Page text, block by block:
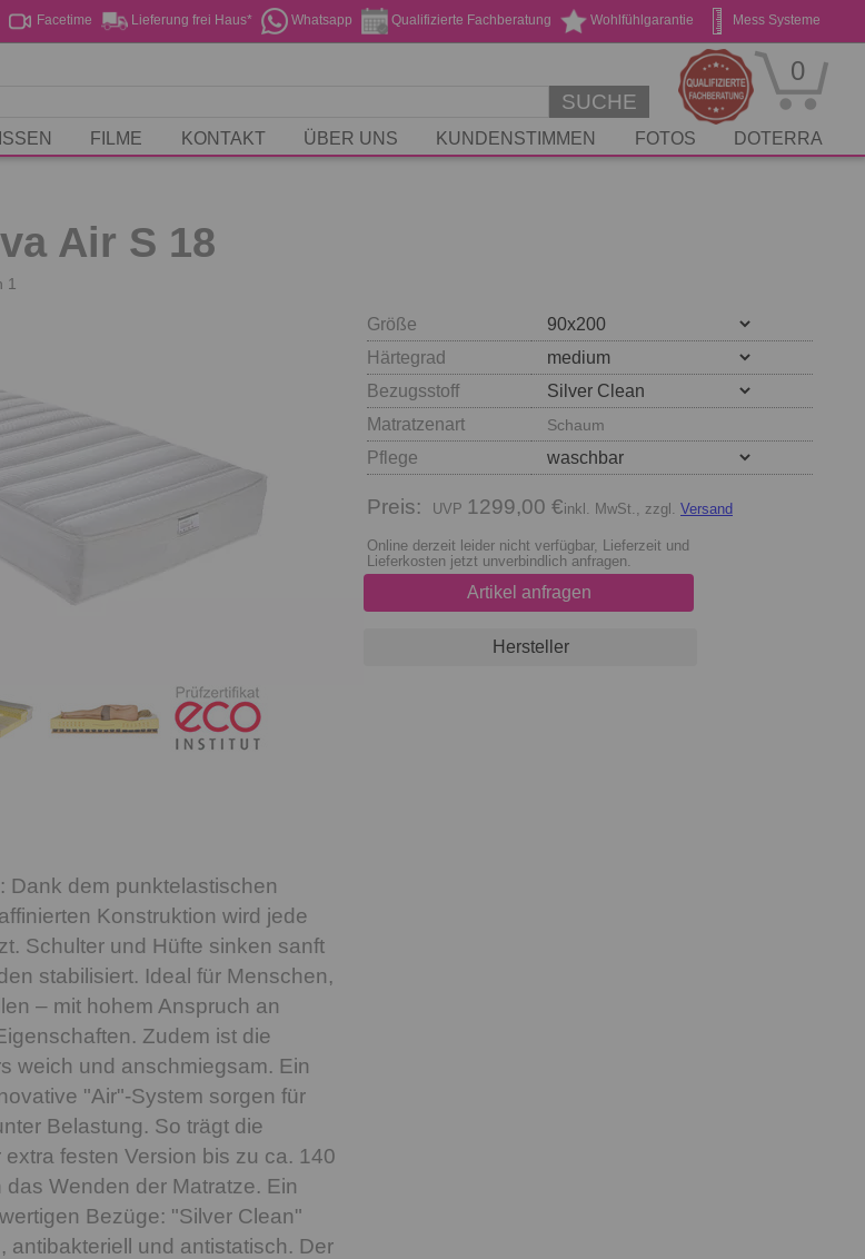
Mess Systeme
Wohlfühlgarantie
Qualifizierte Fachberatung
Whatsapp
Lieferung frei Haus*
Facetime
Stickservice
Geschenk Gutscheine
SUCHE
0
FILME KONTAKT ÜBER UNS KUNDENSTIMMEN FOTOS DOTERRA
Air S 18
1
Dank dem punktelastischen
Konstruktion wird jede
Schulter und Hüfte sinken sanft
stabilisiert. Ideal für Menschen,
– mit hohem Anspruch an
Zudem ist die
weich und anschmiegsam. Ein
"Air"-System sorgen für
Belastung. So trägt die
festen Version bis zu ca. 140
Wenden der Matratze. Ein
Bezüge: "Silver Clean"
antibakteriell und antistatisch. Der
Größe
Härtegrad
Bezugsstoff
Matratzenart
Schaum
Pflege
Preis: 1299,00 €inkl. MwSt., zzgl. Versand
Online derzeit leider nicht verfügbar, Lieferzeit und
Lieferkosten jetzt unverbindlich anfragen.
Artikel anfragen
Hersteller